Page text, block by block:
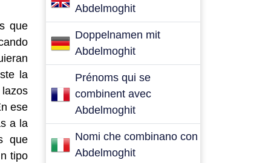
que
la
ese
a la
que
tipo
Abdelmoghit
Doppelnamen mit
Abdelmoghit
Prénoms qui se
combinent avec
Abdelmoghit
Nomi che combinano con
Abdelmoghit